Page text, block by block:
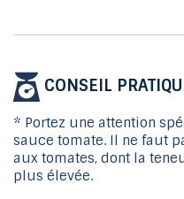
CONSEIL
* Portez une attention
sauce tomate. Il ne faut
aux tomates, dont la
plus élevée.